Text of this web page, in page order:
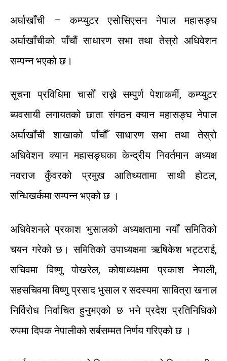
अर्घाखाँची –कम्प्युटर एसोसिएसन नेपाल
महासङ्घ
अर्घाखाँचीको पाँचौं साधारण सभा तथा तेस्रो अधिवेशन
सम्पन्न भएको छ।
सूचना प्रविधिमा चासोँ राख्ने सम्पुर्ण पेशाकर्मी,कम्प्युटर
ब्यवसायी लगायतको छाता संगठन क्यान महासङ्घ नेपाल
अर्घाखाँचीशाखाको पाँचौँ साधारण सभा तथा
तेस्रो
अधिवेशन क्यान महासङ्घका केन्द्रीय निवर्तमान अध्यक्ष
नवराज
कुँवरको प्रमुख आतिथ्यतामासाथी होटल,
सन्धिखर्कमा सम्पन्न भएको छ ।
अधिवेशनले प्रकाश भुसालको अध्यक्षतामा नयाँ समितिको
चयन गरेको छ। समितिको उपाध्यक्षमा ऋषिकेश भट्टराई,
सचिवमा
विष्णुपोखरेल,कोषाध्यक्षमा प्रकाश नेपाली,
सहसचिवमा विष्णु प्रसाद भुसाल र सदस्यमा सावित्रा खनाल
निर्विरोध निर्वाचित हुनुभएको छ भने प्रदेश प्रतिनिधिको
रुपमा दिपक नेपालीको सर्बसम्मत निर्णय गरिएको छ ।